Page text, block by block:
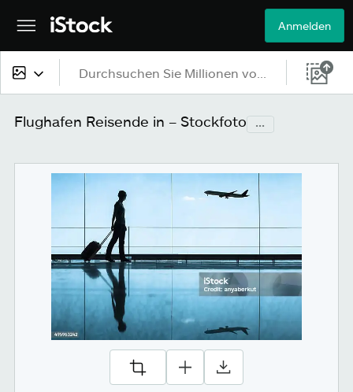
Anmelden
Fotos
Vektoren
Videos
Flughafen Reisende in – Stockfoto ...